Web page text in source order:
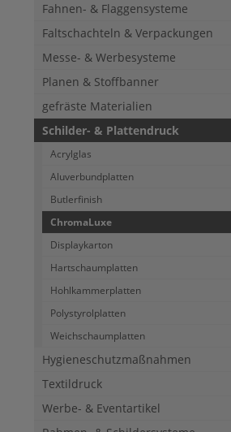
Fahnen- & Flaggensysteme
Faltschachteln & Verpackungen
Messe- & Werbesysteme
Planen & Stoffbanner
gefräste Materialien
Schilder- & Plattendruck
Acrylglas
Aluverbundplatten
Butlerfinish
ChromaLuxe
Displaykarton
Hartschaumplatten
Hohlkammerplatten
Polystyrolplatten
Weichschaumplatten
Hygieneschutzmaßnahmen
Textildruck
Werbe- & Eventartikel